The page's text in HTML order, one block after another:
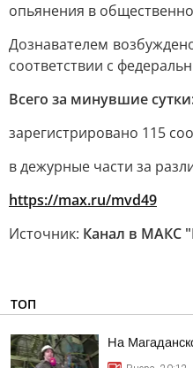
опьянения в
Дознавателем
соответствии с
Всего за минувшие
зарегистрировано 115
в дежурные части за
https://max.ru/mvd49
Источник: Канал в МАКС
ТОП
На